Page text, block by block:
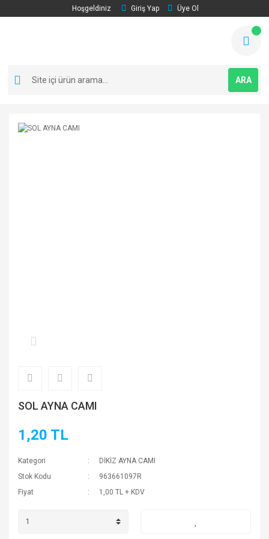
Hoşgeldiniz Giriş Yap Üye Ol
ARA
SOL AYNA CAMI
1,20 TL
Kategori
DİKİZ AYNA CAMI
Stok Kodu
963661097R
Fiyat
1,00 TL + KDV